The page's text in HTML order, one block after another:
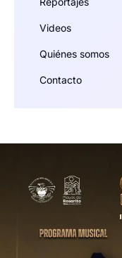
Videos
Quiénes somos
Contacto